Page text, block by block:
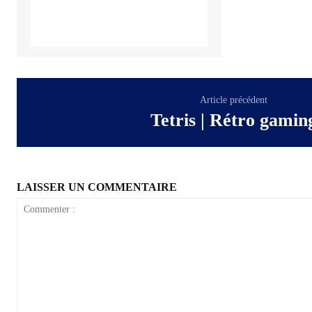
Article précédent
Tetris | Rétro
LAISSER UN COMMENTAIRE